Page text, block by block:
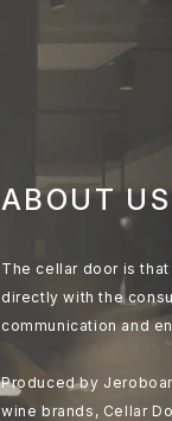
ABOUT US
The cellar door is
directly with the
communication and
Produced by
wine brands, Cellar